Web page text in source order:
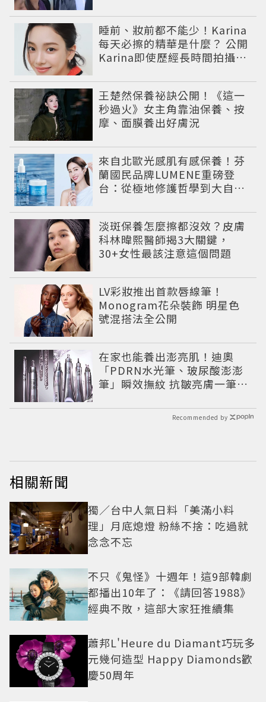
睡前、妝前都不能少！Karina
每天必擦的精華是什麼？ 公開
Karina即使歷經長時間拍攝肌
紅色山茶花系列保養儀式。
王楚然保養祕訣公開！《這一
秒過火》女主角靠油保養、按
摩、面膜養出好膚況
來自北歐光感肌有感保養！芬
蘭國民品牌LUMENE重磅登
台：從極地修護哲學到大自然
活美學
淡斑保養怎麼擦都沒效？皮膚
科林暐熙醫師揭3大關鍵，
30+女性最該注意這個問題
LV彩妝推出首款唇線筆！
Monogram花朵裝飾 明星色
號混搭法全公開
在家也能養出澎亮肌！迪奧
「PDRN水光筆、玻尿酸澎澎
筆」瞬效撫紋 抗皺亮膚一筆有
Recommended by
相關新聞
獨／台中人氣日料「美滿小料
理」月底熄燈 粉絲不捨：吃過就
念念不忘
不只《鬼怪》十週年！這9部韓劇
都播出10年了：《請回答1988》
經典不敗，這部大家狂推續集
蕭邦L'Heure du Diamant巧玩多
元幾何造型 Happy Diamonds歡
慶50周年